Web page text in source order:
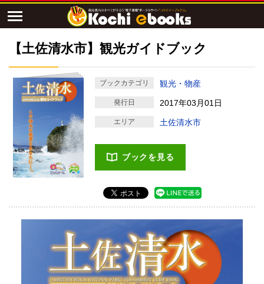
【土佐清水市】観光ガイドブック
ブックカテゴリ 観光・物産
発行日 2017年03月01日
エリア 土佐清水市
ブックを見る